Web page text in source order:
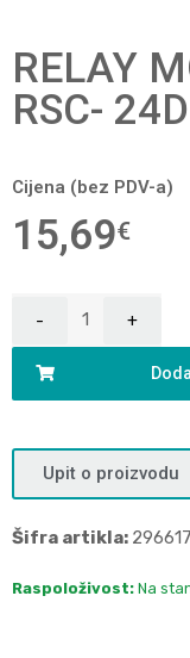
RELAY
RSC-
Cijena (bez PDV-a)
15,69€
Upit o proizvodu
Šifra artikla:
Raspoloživost: Na